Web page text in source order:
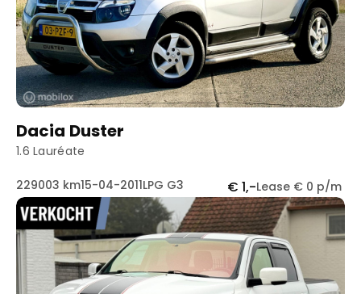
Dacia Duster
1.6 Lauréate
229003 km15-04-2011LPG G3 € 1,-Lease € 0 p/m